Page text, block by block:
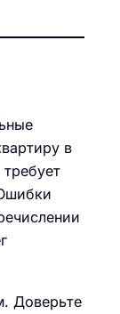
в
Доверьте